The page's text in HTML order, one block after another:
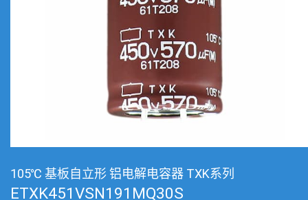
105℃ 基板自立形 铝电解电容器 TXK系列
ETXK451VSN191MQ30S